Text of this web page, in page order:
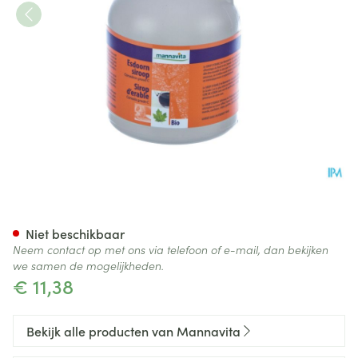
€ 11,38
Niet beschikbaar
Neem contact op met ons via telefoon of e-mail, dan bekijken
we samen de mogelijkheden.
Bekijk alle producten van Mannavita